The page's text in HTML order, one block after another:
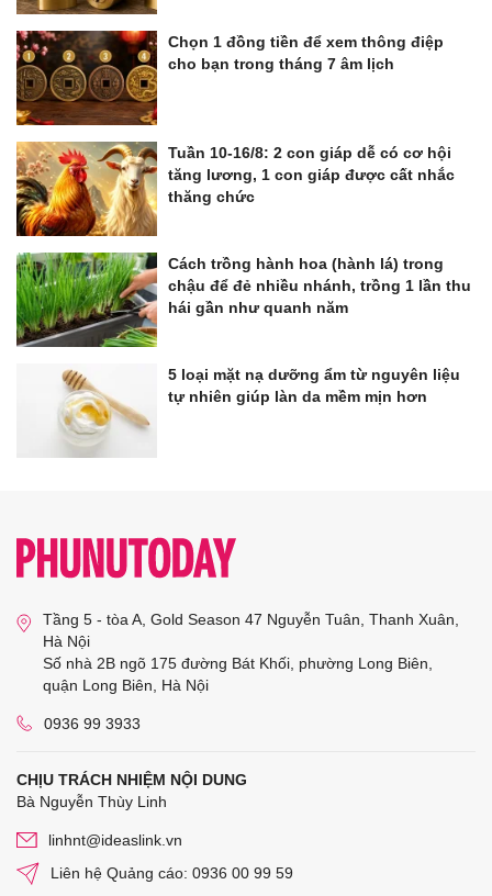
Chọn 1 đồng tiền để xem thông điệp
cho bạn trong tháng 7 âm lịch
Tuần 10-16/8: 2 con giáp dễ có cơ hội
tăng lương, 1 con giáp được cất nhắc
thăng chức
Cách trồng hành hoa (hành lá) trong
chậu để đẻ nhiều nhánh, trồng 1 lần thu
hái gần như quanh năm
5 loại mặt nạ dưỡng ẩm từ nguyên liệu
tự nhiên giúp làn da mềm mịn hơn
Tầng 5 - tòa A, Gold Season 47 Nguyễn Tuân, Thanh Xuân,
Hà Nội
Số nhà 2B ngõ 175 đường Bát Khối, phường Long Biên,
quận Long Biên, Hà Nội
0936 99 3933
CHỊU TRÁCH NHIỆM NỘI DUNG
Bà Nguyễn Thùy Linh
linhnt@ideaslink.vn
Liên hệ Quảng cáo: 0936 00 99 59